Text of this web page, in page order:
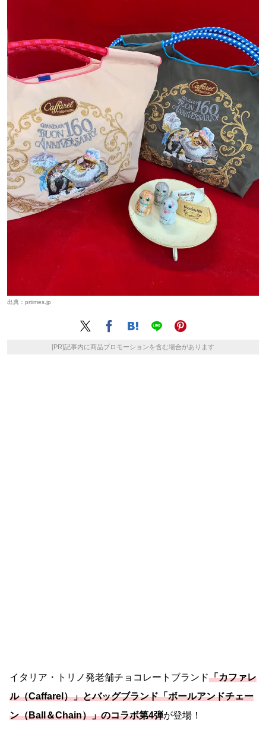
[PR]記事内に商品プロモーションを含む場合があります
出典： prtimes.jp
イタリア・トリノ発老舗チョコレートブランド「カファレ
ル（Caffarel）」とバッグブランド「ボールアンドチェー
ン（Ball＆Chain）」のコラボ第4弾が登場！